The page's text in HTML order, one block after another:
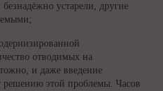
устарели, другие
отводимых на
и даже введение
решению этой проблемы. Часов